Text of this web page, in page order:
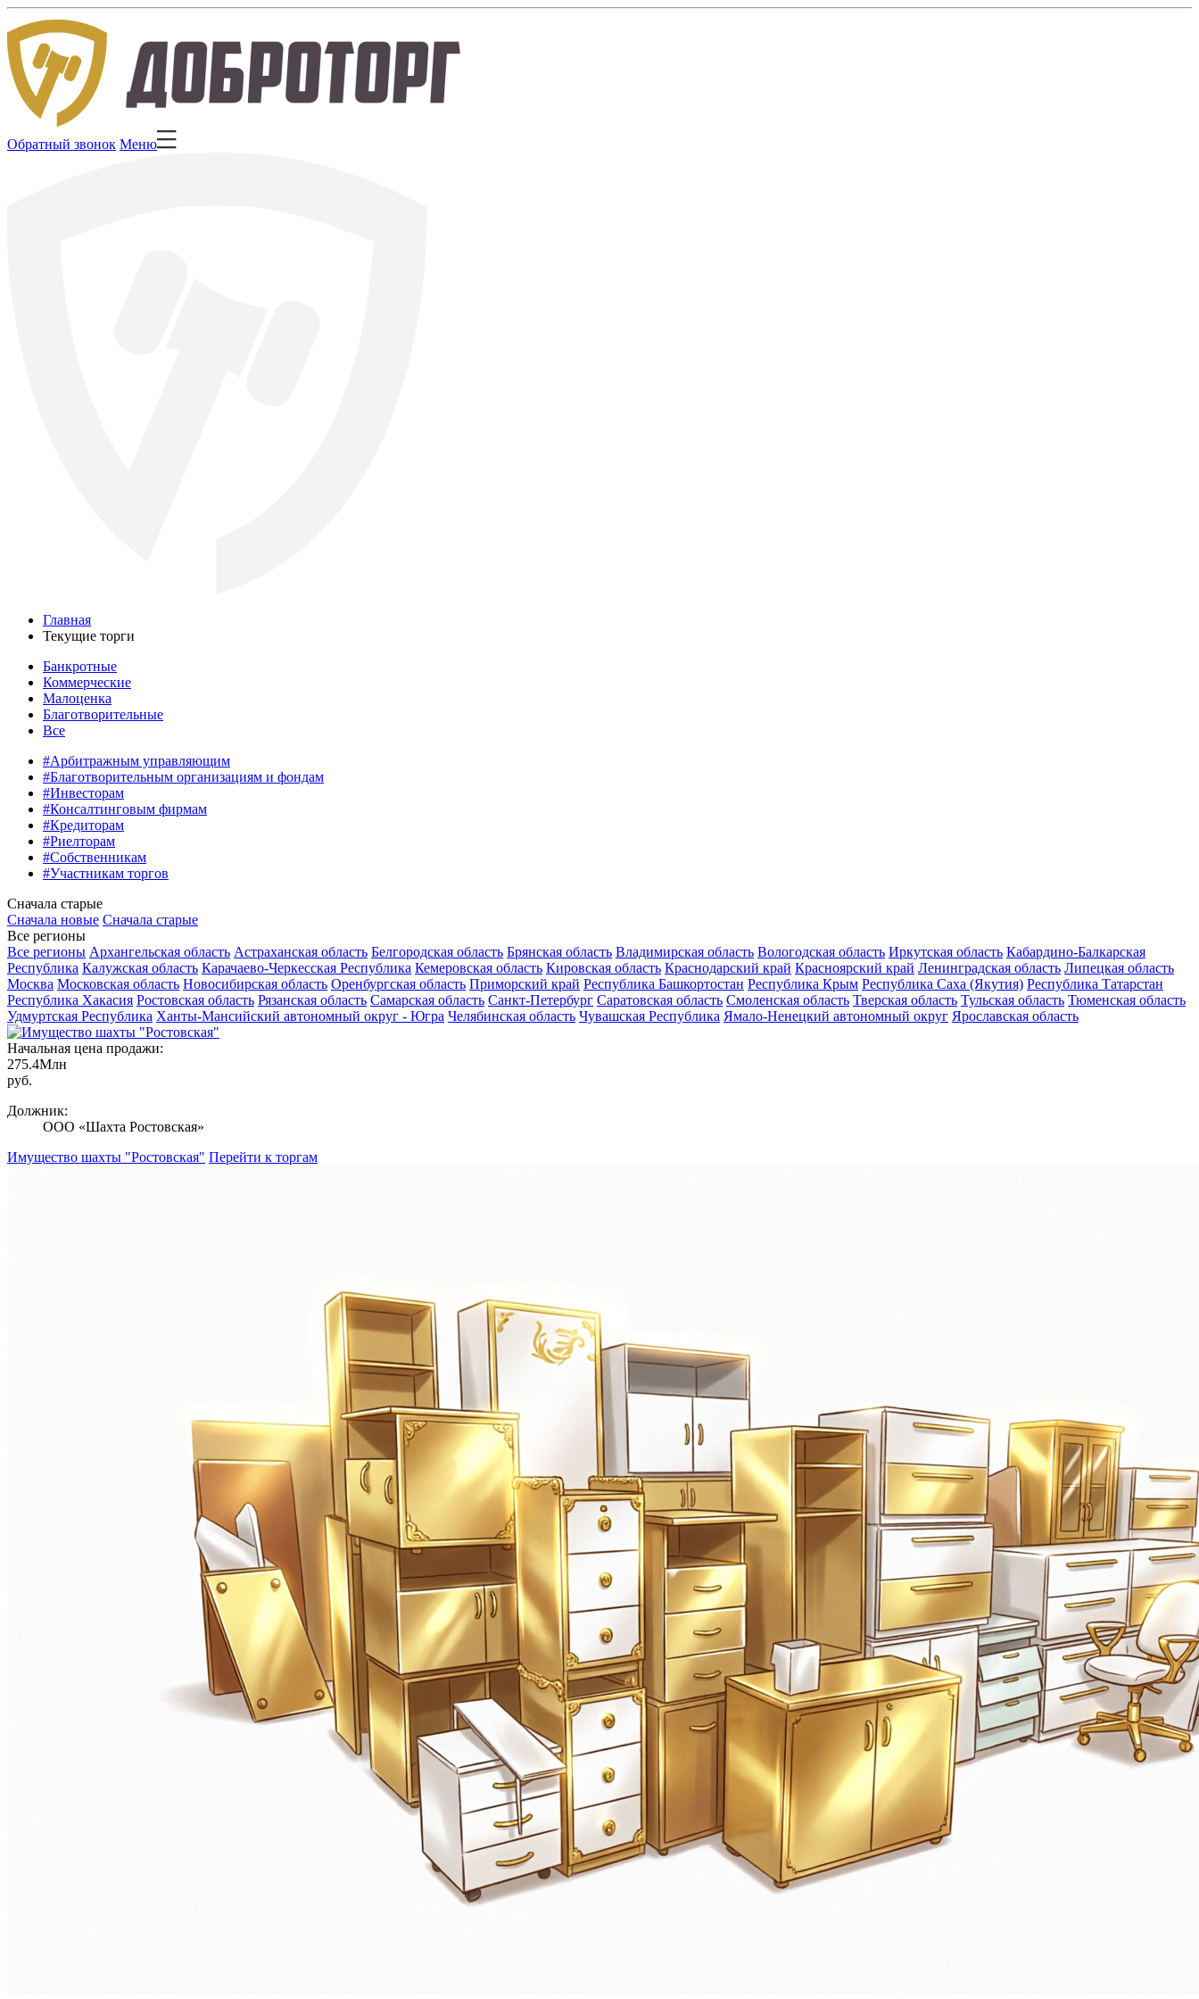
Обратный звонок Меню
Главная
Текущие торги
Банкротные
Коммерческие
Малоценка
Благотворительные
Все
#Арбитражным управляющим
#Благотворительным организациям и фондам
#Инвесторам
#Консалтинговым фирмам
#Кредиторам
#Риелторам
#Собственникам
#Участникам торгов
Сначала старые
Сначала новые Сначала старые
Все регионы
Все регионы Архангельская область Астраханская область Белгородская область Брянская область Владимирская область Вологодская область Иркутская область Кабардино-Балкарская
Республика Калужская область Карачаево-Черкесская Республика Кемеровская область Кировская область Краснодарский край Красноярский край Ленинградская область Липецкая область
Москва Московская область Новосибирская область Оренбургская область Приморский край Республика Башкортостан Республика Крым Республика Саха (Якутия) Республика Татарстан
Республика Хакасия Ростовская область Рязанская область Самарская область Санкт-Петербург Саратовская область Смоленская область Тверская область Тульская область Тюменская область
Удмуртская Республика Ханты-Мансийский автономный округ - Югра Челябинская область Чувашская Республика Ямало-Ненецкий автономный округ Ярославская область
Начальная цена продажи:
275.4Млн
руб.
Должник:
ООО «Шахта Ростовская»
Имущество шахты "Ростовская" Перейти к торгам